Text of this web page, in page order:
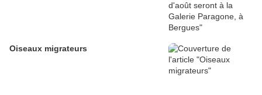
Oiseaux migrateurs